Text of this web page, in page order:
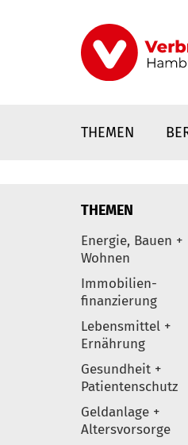
THEMEN
Elemente
THEMEN
Energie, Bauen +
Wohnen
Immobilien-
finanzierung
Lebensmittel +
Ernährung
Gesundheit +
Patientenschutz
Geldanlage +
Altersvorsorge